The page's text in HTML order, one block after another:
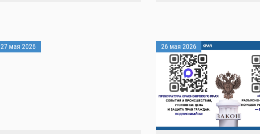
27 мая 2026 26 мая 2026